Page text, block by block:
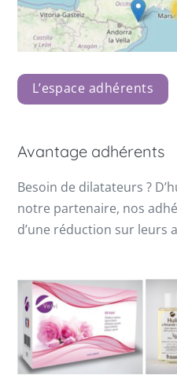
L’espace adhérents
Avantage adhérents
Besoin de dilatateurs ?
notre partenaire, nos
d’une réduction sur leurs